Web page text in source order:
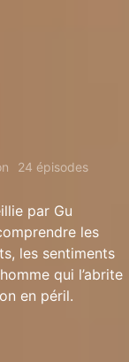
24 épisodes
par Gu
les
les sentiments
qui l’abrite
en péril.